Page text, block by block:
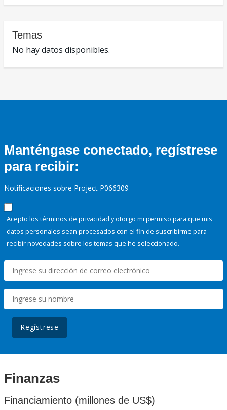
Temas
No hay datos disponibles.
Manténgase conectado, regístrese
para recibir:
Notificaciones sobre Project P066309
Acepto los términos de privacidad y otorgo mi permiso para que mis
datos personales sean procesados con el fin de suscribirme para
recibir novedades sobre los temas que he seleccionado.
Regístrese
Finanzas
Financiamiento (millones de US$)